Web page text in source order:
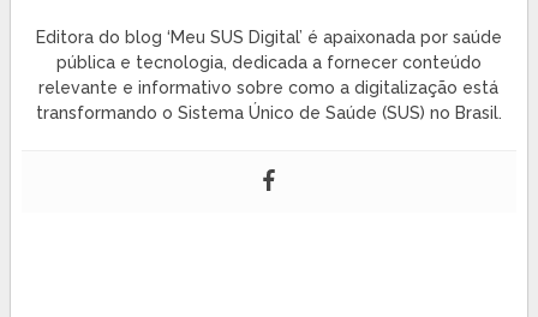
Editora do blog ‘Meu SUS Digital’ é apaixonada por saúde
pública e tecnologia, dedicada a fornecer conteúdo
relevante e informativo sobre como a digitalização está
transformando o Sistema Único de Saúde (SUS) no Brasil.